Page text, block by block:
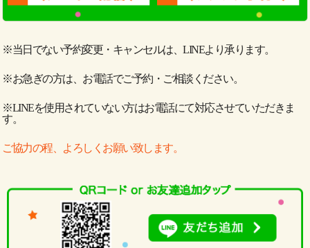
※当日でない予約変更・キャンセルは、LINEより承ります。
※お急ぎの方は、お電話でご予約・ご相談ください。
※LINEを使用されていない方はお電話にて対応させていただきま
す。
ご協力の程、よろしくお願い致します。